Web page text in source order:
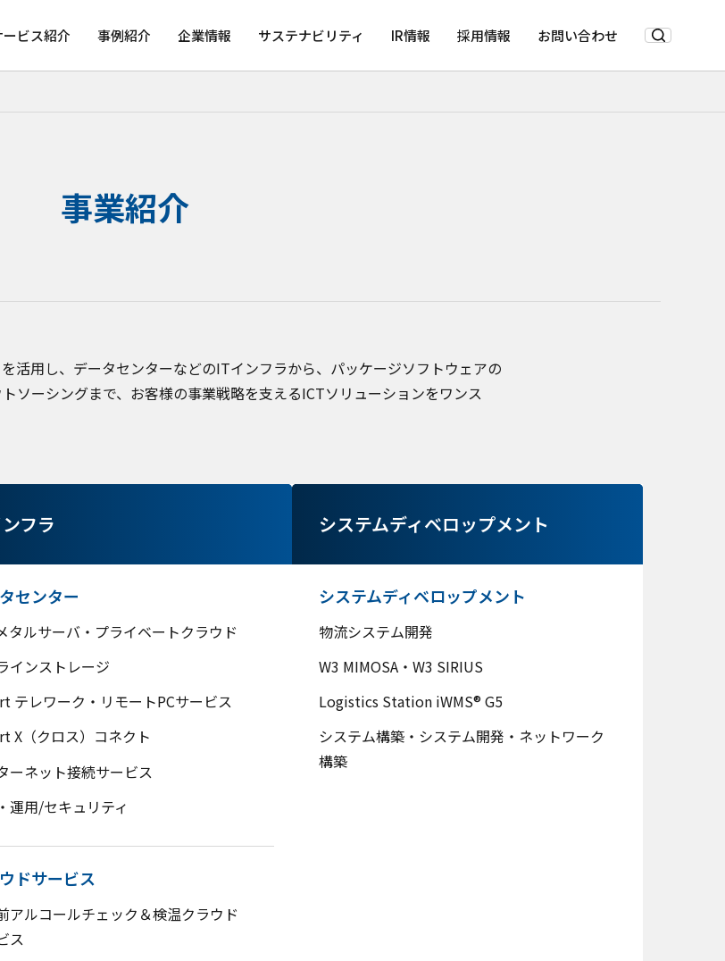
ービス紹介 事例紹介 企業情報 サステナビリティ IR情報 採用情報 お問い合わせ
事業紹介
活用し、データセンターなどのITインフラから、パッケージソフトウェアの
ソーシングまで、お客様の事業戦略を支えるICTソリューションをワンス
フラ
センター
タルサーバ・プライベートクラウド
インストレージ
テレワーク・リモートPCサービス
X（クロス）コネクト
ーネット接続サービス
運用/セキュリティ
ドサービス
アルコールチェック＆検温クラウド
ス
システムディベロップメント
システムディベロップメント
物流システム開発
W3 MIMOSA・W3 SIRIUS
Logistics Station iWMS® G5
システム構築・システム開発・ネットワーク
構築